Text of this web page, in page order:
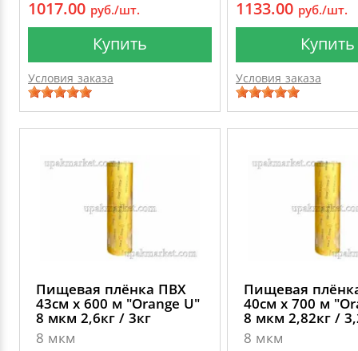
1017.00 руб./шт.
Купить
Условия заказа
1133.00 руб./шт.
Купить
Условия заказа
Пищевая плёнка ПВХ
43см х 600 м "Оrange U"
8 мкм 2,6кг / 3кг
8 мкм
Пищевая
40см х 700 м
8 мкм 2,82кг /
8 мкм